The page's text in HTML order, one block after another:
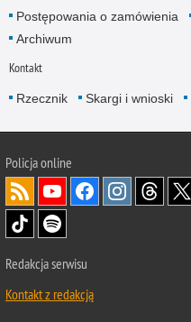
Postępowania o zamówienia
Archiwum
Kontakt
Rzecznik Skargi i wnioski
Policjaonline
Redakcja serwisu
Kontakt z redakcją